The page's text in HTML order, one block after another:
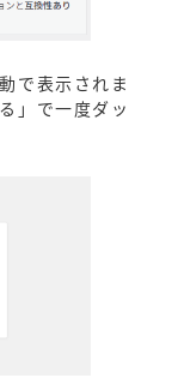
で表示されま
」で一度ダッ